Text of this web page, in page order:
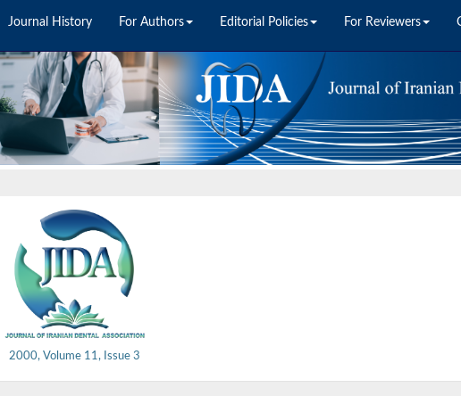
Journal History For Authors Editorial Policies For Reviewers
2000, Volume 11, Issue 3